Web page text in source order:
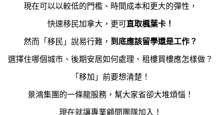
現在可以以較低的門檻、時間成本和更大的彈性，
快速移民加拿大，更可直取楓葉卡！
然而「移民」說易行難， 到底應該留學還是工作？
選擇住哪個城市、後期安居如何處理、租樓買樓應怎樣做？
「移加」前要想清楚！
景鴻集團的一條龍服務，幫大家省卻大堆煩惱！
現在就讓專業顧問團隊加入！